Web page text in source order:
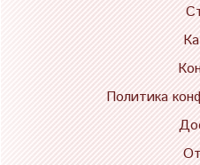
Политика